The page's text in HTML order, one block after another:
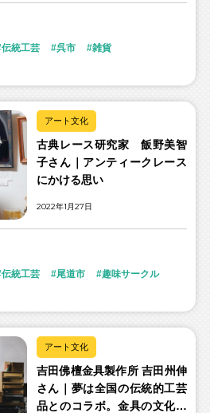
伝統工芸 呉市 雑貨
アート文化
古典レース研究家 飯野美智
子さん｜アンティークレース
にかける思い
2022年1月27日
伝統工芸 尾道市 趣味サークル
アート文化
吉田佛檀金具製作所 吉田州伸
さん｜夢は全国の伝統的工芸
品とのコラボ。金具の文化と